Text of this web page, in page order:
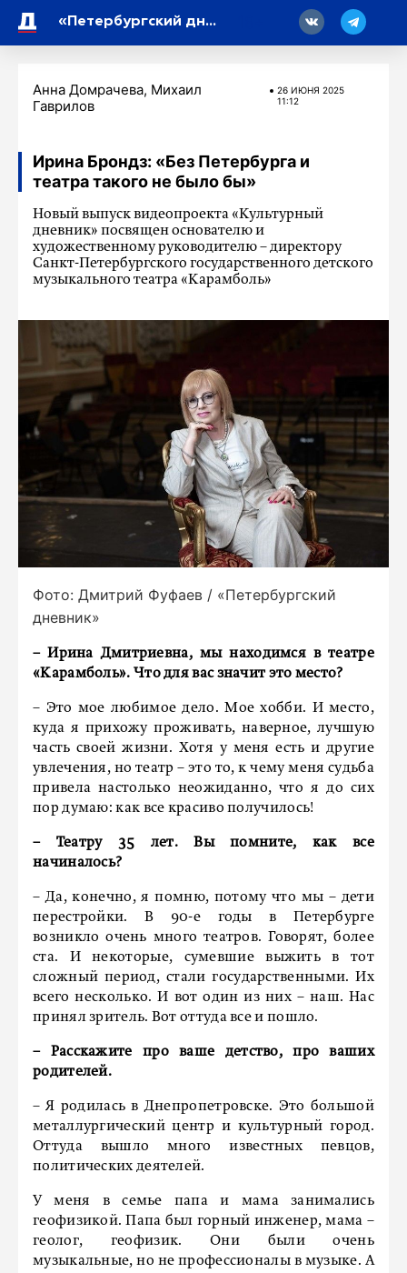
«Петербургский дневник» рассказал о футболистах, чей вклад в историю «Зенита» трудно измерить количеством титулов
Анна Домрачева, Михаил
Гаврилов
26 ИЮНЯ 2025
11:12
Ирина Брондз: «Без Петербурга и
театра такого не было бы»
Новый выпуск видеопроекта «Культурный
дневник» посвящен основателю и
художественному руководителю – директору
Санкт-Петербургского государственного детского
музыкального театра «Карамболь»
Фото: Дмитрий Фуфаев / «Петербургский
дневник»
– Ирина Дмитриевна, мы находимся в театре
«Карамболь». Что для вас значит это место?
– Это мое любимое дело. Мое хобби. И место,
куда я прихожу проживать, наверное, лучшую
часть своей жизни. Хотя у меня есть и другие
увлечения, но театр – это то, к чему меня судьба
привела настолько неожиданно, что я до сих
пор думаю: как все красиво получилось!
– Театру 35 лет. Вы помните, как все
начиналось?
– Да, конечно, я помню, потому что мы – дети
перестройки. В 90-е годы в Петербурге
возникло очень много театров. Говорят, более
ста. И некоторые, сумевшие выжить в тот
сложный период, стали государственными. Их
всего несколько. И вот один из них – наш. Нас
принял зритель. Вот оттуда все и пошло.
– Расскажите про ваше детство, про ваших
родителей.
– Я родилась в Днепропетровске. Это большой
металлургический центр и культурный город.
Оттуда вышло много известных певцов,
политических деятелей.
У меня в семье папа и мама занимались
геофизикой. Папа был горный инженер, мама –
геолог, геофизик. Они были очень
музыкальные, но не профессионалы в музыке. А